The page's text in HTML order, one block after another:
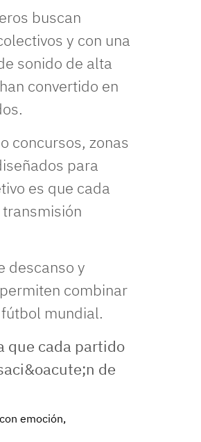
buscan
y con una
sonido de alta
convertido en
concursos, zonas
para
es que cada
descanso y
combinar
mundial.
emoción,